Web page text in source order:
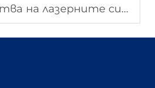
за рязане на метали за производството на оригинално оборудване (OEM)